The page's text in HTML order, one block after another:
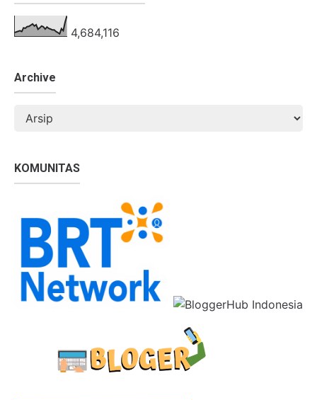
4,684,116
Archive
KOMUNITAS